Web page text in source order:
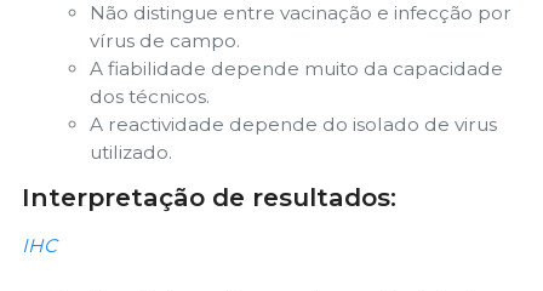
Não distingue entre vacinação e infecção por
vírus de campo.
A fiabilidade depende muito da capacidade
dos técnicos.
A reactividade depende do isolado de virus
utilizado.
Interpretação de resultados:
IHC